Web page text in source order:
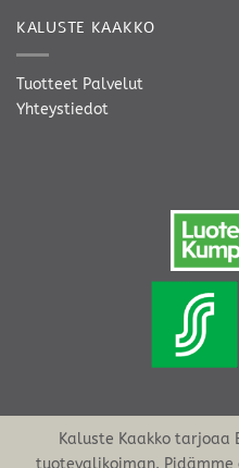
KALUSTE KAAKKO
Tuotteet Palvelut
Yhteystiedot
Kaluste Kaakko